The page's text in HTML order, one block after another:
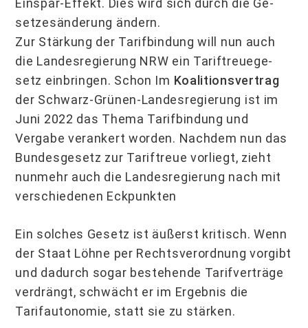
Einspar-Effekt. Dies wird sich durch die Ge­
setzesänderung ändern.
Zur Stärkung der Tarifbindung will nun auch
die Landesregierung NRW ein Tariftreue­ge­
setz einbringen. Schon Im Koalitionsvertrag
der Schwarz-Grünen-Landesregie­rung ist im
Juni 2022 das Thema Ta­rifbindung und
Vergabe verankert worden. Nach­dem nun das
Bundesgesetz zur Tariftreue vorliegt, zieht
nunmehr auch die Landes­re­gierung nach mit
verschiedenen Eckpunkten
Ein solches Gesetz ist äußerst kritisch. Wenn
der Staat Löhne per Rechtsverordnung vor­gibt
und dadurch sogar bestehende Tarifverträge
verdrängt, schwächt er im Ergeb­nis die
Tarifautonomie, statt sie zu stärken.